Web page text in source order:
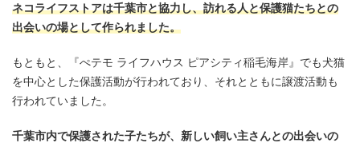
ネコライフストアは千葉市と協力し、訪れる人と保護猫たちとの
出会いの場として作られました。
もともと、『ぺテモ ライフハウス ピアシティ稲毛海岸』でも犬猫
を中心とした保護活動が行われており、それとともに譲渡活動も
行われていました。
千葉市内で保護された子たちが、新しい飼い主さんとの出会いの